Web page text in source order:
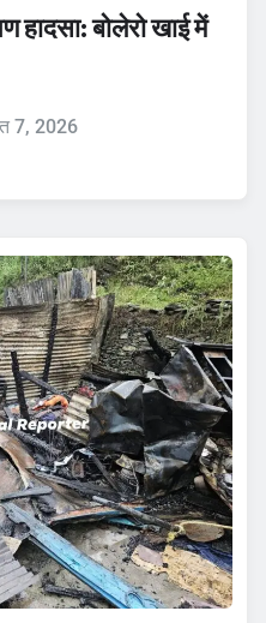
हादसा: बोलेरो खाई में
7, 2026